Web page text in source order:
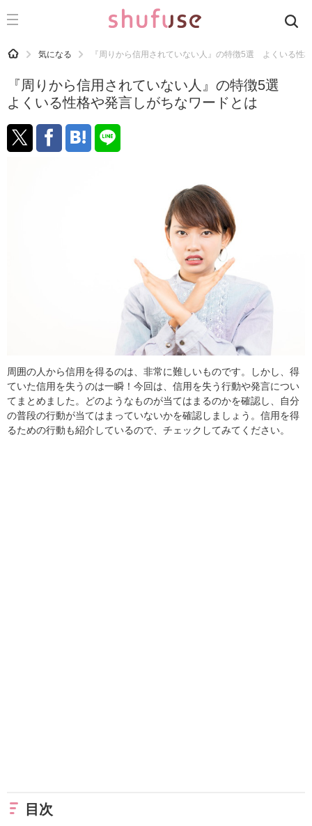
CATEGORY 記事カテゴリ
運気
洗濯
生活の知恵
HOME 気になる 『周りから信用されていない人』の特徴5選 よくいる性
『周りから信用されていない人』の特徴5選
よくいる性格や発言しがちなワードとは
周囲の人から信用を得るのは、非常に難しいものです。しかし、得
ていた信用を失うのは一瞬！今回は、信用を失う行動や発言につい
てまとめました。どのようなものが当てはまるのかを確認し、自分
の普段の行動が当てはまっていないかを確認しましょう。信用を得
るための行動も紹介しているので、チェックしてみてください。
目次